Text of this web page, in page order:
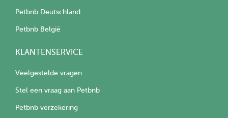
Petbnb Deutschland
Petbnb België
KLANTENSERVICE
Veelgestelde vragen
Stel een vraag aan Petbnb
Petbnb verzekering